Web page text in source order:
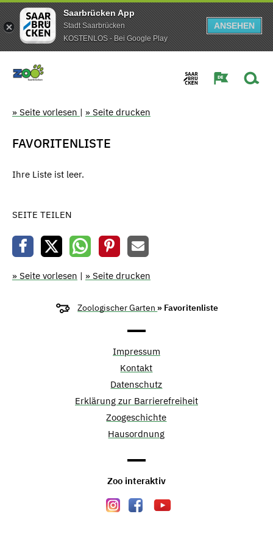
Saarbrücken App
Stadt Saarbrücken
KOSTENLOS - Bei Google Play
ANSEHEN
» Seite vorlesen | » Seite drucken
FAVORITENLISTE
Ihre Liste ist leer.
SEITE TEILEN
» Seite vorlesen | » Seite drucken
Zoologischer Garten » Favoritenliste
Impressum
Kontakt
Datenschutz
Erklärung zur Barrierefreiheit
Zoogeschichte
Hausordnung
Zoo interaktiv